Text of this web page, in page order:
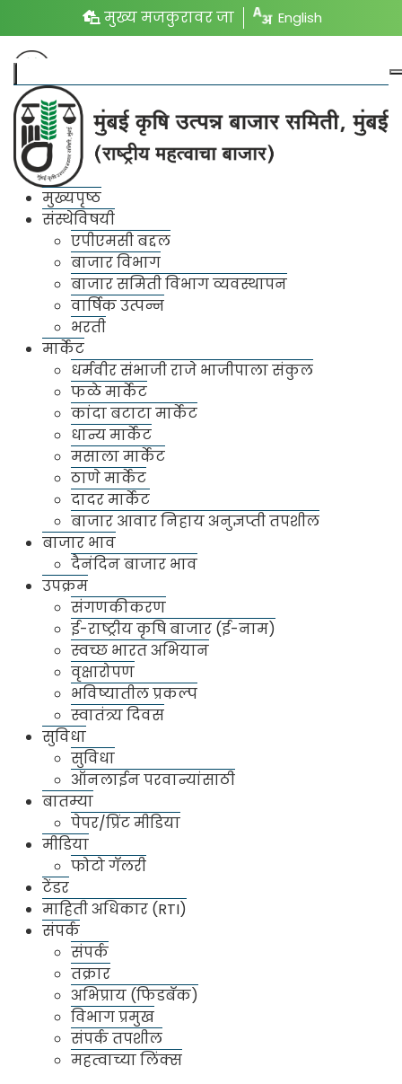
English
मुख्य मजकुरावर जा
मुख्यपृष्ठ
संस्थेविषयी
एपीएमसी बद्दल
बाजार विभाग
बाजार समिती विभाग व्यवस्थापन
वार्षिक उत्पन्न
भरती
मार्केट
धर्मवीर संभाजी राजे भाजीपाला संकुल
फळे मार्केट
कांदा बटाटा मार्केट
धान्य मार्केट
मसाला मार्केट
ठाणे मार्केट
दादर मार्केट
बाजार आवार निहाय अनुज्ञप्ती तपशील
बाजार भाव
दैनंदिन बाजार भाव
उपक्रम
संगणकीकरण
ई-राष्ट्रीय कृषि बाजार (ई-नाम)
स्वच्छ भारत अभियान
वृक्षारोपण
भविष्यातील प्रकल्प
स्वातंत्र्य दिवस
सुविधा
सुविधा
ऑनलाईन परवान्यांसाठी
बातम्या
पेपर/प्रिंट मीडिया
मीडिया
फोटो गॅलरी
टेंडर
माहिती अधिकार (RTI)
संपर्क
संपर्क
तक्रार
अभिप्राय (फिडबॅक)
विभाग प्रमुख
संपर्क तपशील
महत्वाच्या लिंक्स
मुंबई कृषि उत्पन्न बाजार समिती (राष्ट्रीय महत्वाचा बाजार) मध्ये
मुंबई कृषि उत्पन्न बाजार समिती,
मुंबई (राष्ट्रीय महत्वाचा बाजार)
मुंबई कृषि उत्पन्न बाजार समिती (APMC) (राष्ट्रीय
महत्वाचा बाजार) ही विशिष्ट अधिसूचित कृषि/
फलोत्पादन/पशुधन उत्पादनांच्या व्यापारासंबंधात राज्य
शासनाने गठित केलेली एक वैधानिक बाजार समिती आहे.
मुंबई कृषि उत्पन्न बाजार समितीची (राष्ट्रीय महत्वाचा
बाजार) स्थापना महाराष्ट्र कृषि उत्पन्न (पणन, नियमन व
विकास) अधिनियम, १९६३ च्या तरतुदीनुसार १५ जानेवारी,